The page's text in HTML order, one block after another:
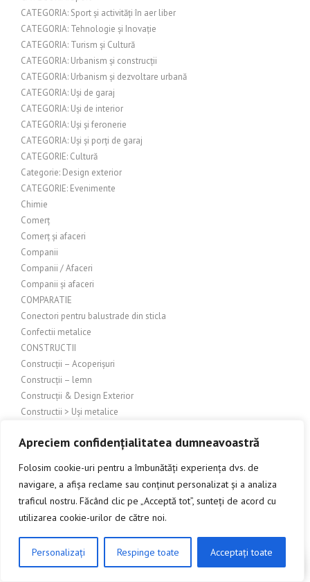
Apreciem confidențialitatea dumneavoastră
Folosim cookie-uri pentru a îmbunătăți experiența dvs. de
navigare, a afișa reclame sau conținut personalizat și a analiza
traficul nostru. Făcând clic pe „Acceptă tot”, sunteți de acord cu
utilizarea cookie-urilor de către noi.
Personalizați Respinge toate Acceptați toate
CATEGORIA: Sport și activități în aer liber
CATEGORIA: Tehnologie și Inovație
CATEGORIA: Turism și Cultură
CATEGORIA: Urbanism și construcții
CATEGORIA: Urbanism și dezvoltare urbană
CATEGORIA: Uși de garaj
CATEGORIA: Uși de interior
CATEGORIA: Uși și feronerie
CATEGORIA: Uși și porți de garaj
CATEGORIE: Cultură
Categorie: Design exterior
CATEGORIE: Evenimente
Chimie
Comerț
Comerț și afaceri
Companii
Companii / Afaceri
Companii și afaceri
COMPARATIE
Conectori pentru balustrade din sticla
Confectii metalice
CONSTRUCTII
Construcții – Acoperișuri
Construcții – lemn
Construcții & Design Exterior
Constructii > Uși metalice
Construcții Industriale
Constructii si amenajari
Constructii si amenajari – Sticla
Constructii si amenajari exterioare
Construcții și amenajări industriale
Constructii si amenajari interioare
Construcții și amenajări interioare/exterioare
Construcții și arhitectură
CLICK AICI PENTRU A DISCUTA